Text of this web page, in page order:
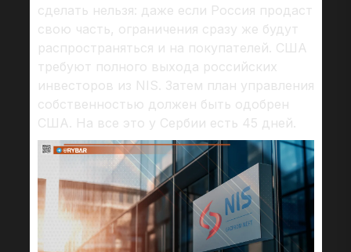
сделать нельзя: даже если Россия продаст
свою часть, ограничения сразу же будут
распространяться и на покупателей. США
требуют полного выхода российских
инвесторов из NIS. Затем план управления
собственностью должен быть одобрен
США. На все это у Сербии есть 45 дней.